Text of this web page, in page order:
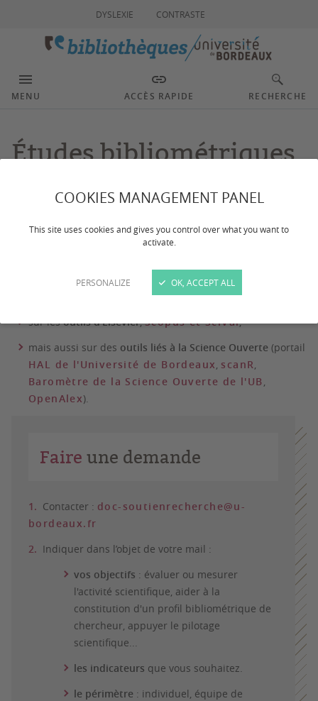
COOKIES MANAGEMENT PANEL
This site uses cookies and gives you control over what you want to
activate.
PERSONALIZE OK, ACCEPT ALL
DYSLEXIE CONTRASTE
MENU ACCÈS RAPIDE RECHERCHE
Études bibliométriques
Dernière mise à jour : le 16/03/2026
Les bibliothèques peuvent vous fournir des analyses
scientifique en se basant sur les publications scientifiques.
sur lesoutils d’Elsevier,Scopus et SciVal,
mais aussi sur des outils liés à la Science Ouverte (portail
HAL de l'Université de Bordeaux, scanR,
Baromètre de la Science Ouverte de l'UB,
OpenAlex).
Faire une demande
Contacter : doc-soutienrecherche@u-
bordeaux.fr
Indiquer dans l’objet de votre mail :
vos objectifs : évaluer ou mesurer
l'activité scientifique, aider à la
constitution d'un profil bibliométrique de
chercheur, appuyer le pilotage
scientifique...
les indicateurs que vous souhaitez.
le périmètre : individuel, équipe de